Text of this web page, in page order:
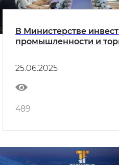
В Министерстве
промышленности и
представителями
гражданского общества
25.06.2025
489